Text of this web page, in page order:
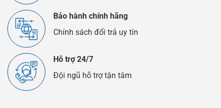
Bảo hành chính hãng
Chính sách đổi trả uy tín
Hỗ trợ 24/7
Đội ngũ hỗ trợ tận tâm